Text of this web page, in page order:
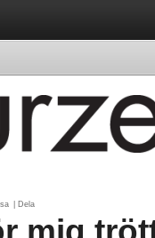
Dela